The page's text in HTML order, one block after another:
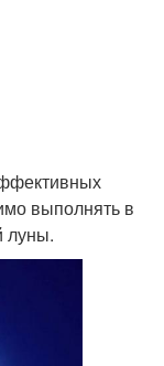
выполнять в
луны.